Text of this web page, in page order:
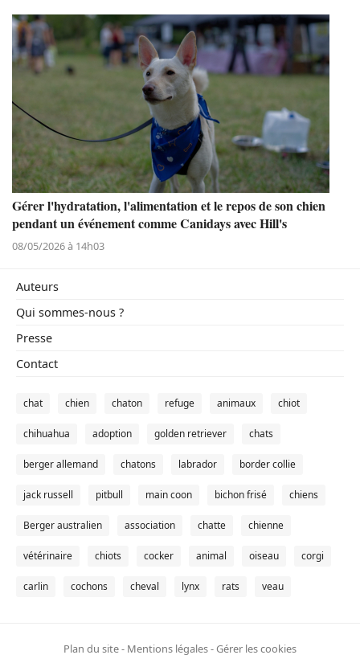
Gérer l'hydratation, l'alimentation et le repos de son chien
pendant un événement comme Canidays avec Hill's
08/05/2026 à 14h03
Auteurs
Qui sommes-nous ?
Presse
Contact
chat chien chaton refuge animaux chiot
chihuahua adoption golden retriever chats
berger allemand chatons labrador border collie
jack russell pitbull main coon bichon frisé chiens
Berger australien association chatte chienne
vétérinaire chiots cocker animal oiseau corgi
carlin cochons cheval lynx rats veau
Plan du site- Mentions légales-Gérer les cookies